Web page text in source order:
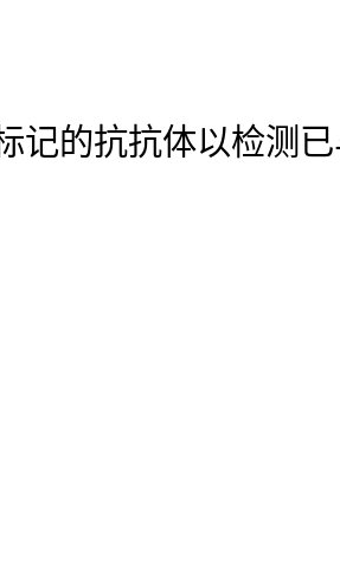
记的抗抗体以检测